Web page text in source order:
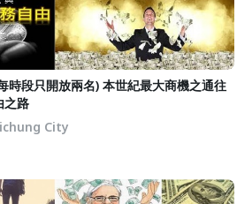
時段只開放兩名) 本世紀最大商機之通往
之路
City